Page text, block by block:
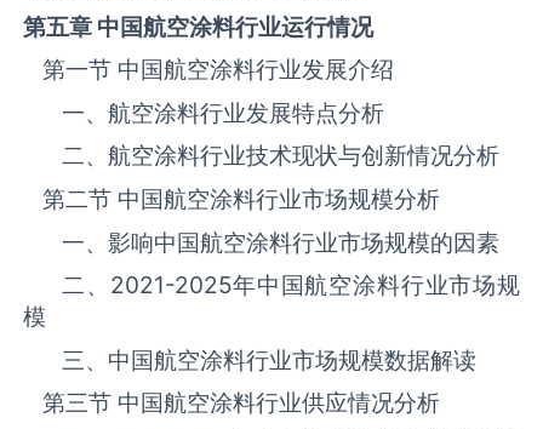
第五章 中国航空涂料行业运行情况
第一节 中国航空涂料‌‌‌行业发展介绍
一、航空涂料行业发展特点分析
二、航空涂料行业技术现状与创新情况分析
第二节 中国航空涂料‌‌‌行业市场规模分析
一、影响中国航空涂料‌‌‌行业市场规模的因素
二、 2021-2025年中国航空涂料‌‌‌行业市场规
模
三、中国航空涂料行业市场规模数据解读
第三节 中国航空涂料‌‌‌行业供应情况分析